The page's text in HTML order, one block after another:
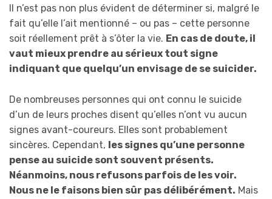
Il n’est pas non plus évident de déterminer si, malgré le
fait qu’elle l’ait mentionné – ou pas – cette personne
soit réellement prêt à s’ôter la vie. En cas de doute, il
vaut mieux prendre au sérieux tout signe
indiquant que quelqu’un envisage de se suicider.
De nombreuses personnes qui ont connu le suicide
d’un de leurs proches disent qu’elles n’ont vu aucun
signes avant-coureurs. Elles sont probablement
sincères. Cependant, les signes qu’une personne
pense au suicide sont souvent présents.
Néanmoins, nous refusons parfois de les voir.
Nous ne le faisons bien sûr pas délibérément. Mais